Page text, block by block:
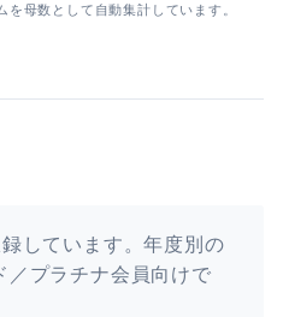
母数として自動集計しています。
しています。年度別の
／プラチナ会員向けで